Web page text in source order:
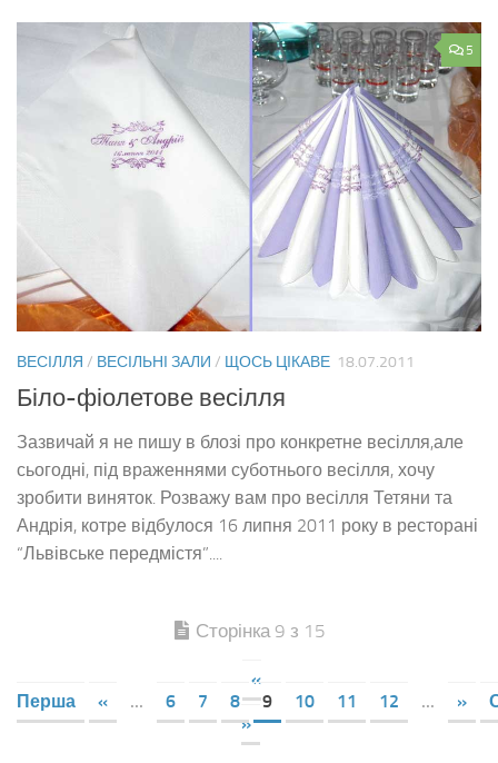
5
ВЕСІЛЛЯ / ВЕСІЛЬНІ ЗАЛИ / ЩОСЬ ЦІКАВЕ 18.07.2011
Біло-фіолетове весілля
Зазвичай я не пишу в блозі про конкретне весілля,але
сьогодні, під враженнями суботнього весілля, хочу
зробити виняток. Розважу вам про весілля Тетяни та
Андрія, котре відбулося 16 липня 2011 року в ресторані
“Львівське передмістя”....
Сторінка 9 з 15
«
Перша
« ... 6 7 8 9 10 11 12 ... »
»